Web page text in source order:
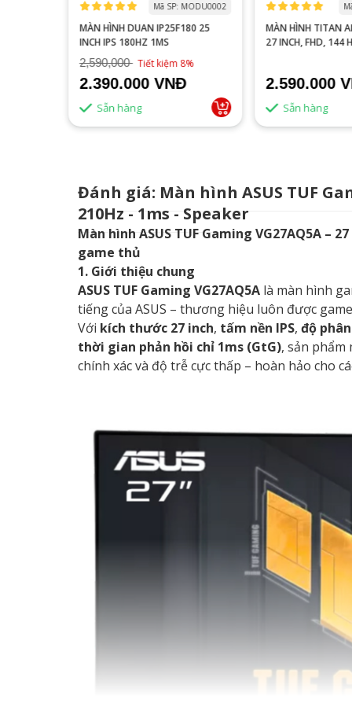
Mã SP: MOTA0011
MÀN HÌNH TITAN ARMY P2718C
27 INCH, FHD, 144 HZ
2.590.000 VNĐ
Sẵn hàng
MÀN HÌNH DUAN
INCH 144HZ FULL
2.400.000
Sẵn hàng
Đánh giá: Màn hình ASUS TUF
210Hz - 1ms - Speaker
Màn hình ASUS TUF Gaming VG27AQ5A –
game thủ
1. Giới thiệu chung
ASUS TUF Gaming VG27AQ5A là màn hình
tiếng của ASUS – thương hiệu luôn được
Với kích thước 27 inch, tấm nền IPS, độ
thời gian phản hồi chỉ 1ms (GtG), sản phẩm
chính xác và độ trễ cực thấp – hoàn hảo cho